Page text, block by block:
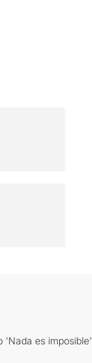
'Nada es imposible'